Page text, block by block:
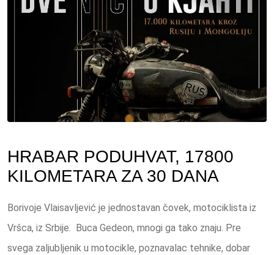
HRABAR PODUHVAT, 17800
KILOMETARA ZA 30 DANA
Borivoje Vlaisavljević je jednostavan čovek, motociklista iz
Vršca, iz Srbije. Buca Gedeon, mnogi ga tako znaju. Pre
svega zaljubljenik u motocikle, poznavalac tehnike, dobar